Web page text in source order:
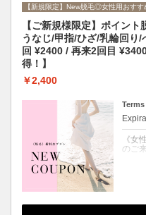
さら
約で
当店
えな
の
※シ
の追
【新規限定】New脱毛◎女性用おすす
【ご新規様限定】ポイン
うなじ/甲指/ひざ/乳輪回り
回 ¥2400 / 再来2回目
得！】
￥2,400
《女
のご
※挙